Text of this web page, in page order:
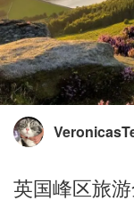
英国峰区旅